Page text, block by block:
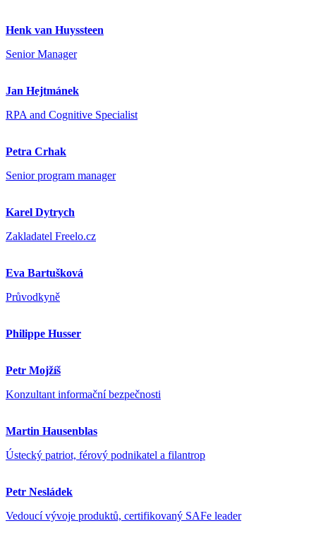
Henk van Huyssteen
Senior Manager
Jan Hejtmánek
RPA and Cognitive Specialist
Petra Crhak
Senior program manager
Karel Dytrych
Zakladatel Freelo.cz
Eva Bartušková
Průvodkyně
Philippe Husser
Petr Mojžíš
Konzultant informační bezpečnosti
Martin Hausenblas
Ústecký patriot, férový podnikatel a filantrop
Petr Nesládek
Vedoucí vývoje produktů, certifikovaný SAFe leader